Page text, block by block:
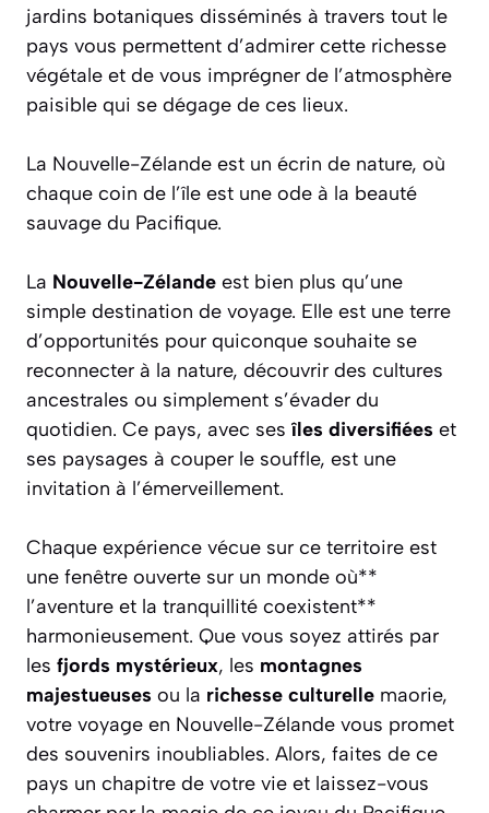
jardins botaniques disséminés à travers tout le
pays vous permettent d’admirer cette richesse
végétale et de vous imprégner de l’atmosphère
paisible qui se dégage de ces lieux.
La Nouvelle-Zélande est un écrin de nature, où
chaque coin de l’île est une ode à la beauté
sauvage du Pacifique.
La Nouvelle-Zélande est bien plus qu’une
simple destination de voyage. Elle est une terre
d’opportunités pour quiconque souhaite se
reconnecter à la nature, découvrir des cultures
ancestrales ou simplement s’évader du
quotidien. Ce pays, avec ses îles diversifiées et
ses paysages à couper le souffle, est une
invitation à l’émerveillement.
Chaque expérience vécue sur ce territoire est
une fenêtre ouverte sur un monde où**
l’aventure et la tranquillité coexistent**
harmonieusement. Que vous soyez attirés par
les fjords mystérieux, les montagnes
majestueuses ou la richesse culturelle maorie,
votre voyage en Nouvelle-Zélande vous promet
des souvenirs inoubliables. Alors, faites de ce
pays un chapitre de votre vie et laissez-vous